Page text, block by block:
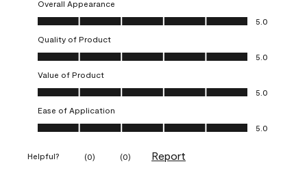
Overall Appearance
Overall Appearance, 5.0 out of 5
5.0
Quality of Product
Quality of Product, 5.0 out of 5
5.0
Value of Product
Value of Product, 5.0 out of 5
5.0
Ease of Application
Ease of Application, 5.0 out of 5
5.0
Helpful? (0) (0) Report